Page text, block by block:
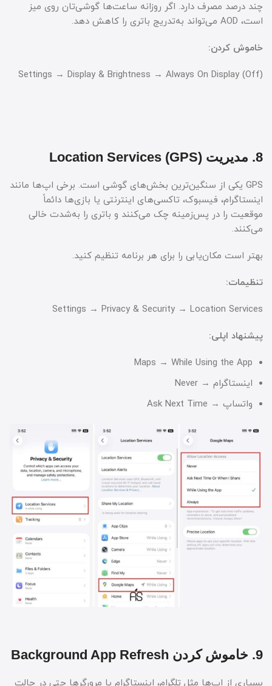
چند درصد مصرف دارد. اگر روزانه ساعت‌ها گوشی‌تان روی میز
است، AOD می‌تواند به‌تدریج باتری را کاهش دهد.
خاموش کردن:
Settings → Display & Brightness → Always On Display (Off)
8. مدیریت Location Services (GPS)
GPS یکی از سنگین‌ترین بخش‌های گوشی است. برخی اپ‌ها مانند
اینستاگرام، فیسبوک، تاکسی‌های اینترنتی یا بازی‌ها دائماً
موقعیت را در پس‌زمینه چک می‌کنند و باتری را به‌شدت خالی
می‌کنند.
بهتر است مکان‌یابی را برای هر برنامه تنظیم کنید.
تنظیمات:
Settings → Privacy & Security → Location Services
پیشنهاد اپلی:
Maps → While Using the App
اینستاگرام → Never
واتساپ → Ask Next Time
9. خاموش کردن Background App Refresh
بسیاری از اپ‌ها مثل تلگرام، اینستاگرام یا مرورگرها حتی در حالت